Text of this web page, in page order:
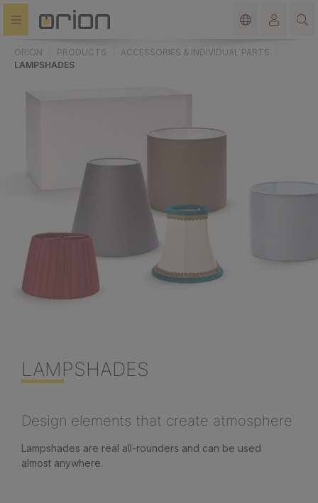
content
ORION PRODUCTS
ACCESSORIES & INDIVIDUAL PARTS
LAMPSHADES
LAMPSHADES
Design elements that create atmosphere
Lampshades are real all-rounders and can be used
almost anywhere.